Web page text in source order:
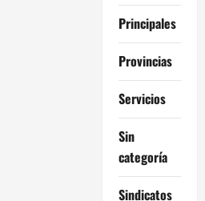
Principales
Provincias
Servicios
Sin
categoría
Sindicatos